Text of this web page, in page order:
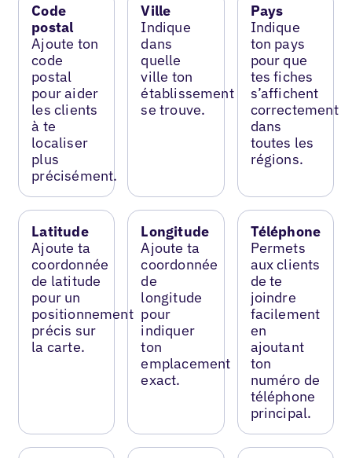
Code
postal
Ajoute ton
code
postal
pour aider
les clients
à te
localiser
plus
précisément.
Ville
Indique
dans
quelle
ville ton
établissement
se trouve.
Pays
Indique
ton pays
pour que
tes fiches
s’affichent
correctement
dans
toutes les
régions.
Latitude
Ajoute ta
coordonnée
de latitude
pour un
positionnement
précis sur
la carte.
Longitude
Ajoute ta
coordonnée
de
longitude
pour
indiquer
ton
emplacement
exact.
Téléphone
Permets
aux clients
de te
joindre
facilement
en
ajoutant
ton
numéro de
téléphone
principal.